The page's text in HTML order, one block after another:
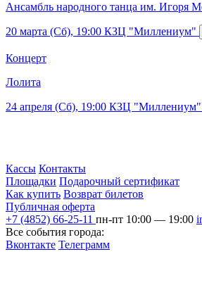
Ансамбль народного танца им. Игоря
20 марта (Сб), 19:00 КЗЦ "Миллениум"
Концерт
Лолита
24 апреля (Сб), 19:00 КЗЦ "Миллениум"
Кассы Контакты
Площадки Подарочный сертификат
Как купить Возврат билетов
Публичная оферта
+7 (4852) 66-25-11 пн-пт 10:00 — 19:00
Все события города:
Вконтакте Телеграмм